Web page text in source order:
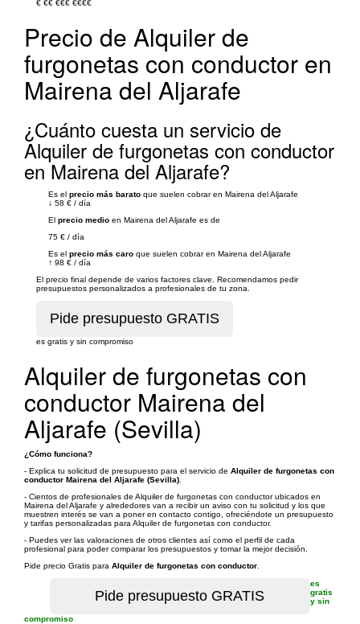
€ €€ €€€ €€€€
Precio de Alquiler de
furgonetas con conductor en
Mairena del Aljarafe
¿Cuánto cuesta un servicio de
Alquiler de furgonetas con conductor
en Mairena del Aljarafe?
Es el precio más barato que suelen cobrar en Mairena del Aljarafe
↓ 58 € / día
El precio medio en Mairena del Aljarafe es de
75 € / día
Es el precio más caro que suelen cobrar en Mairena del Aljarafe
↑ 98 € / día
El precio final depende de varios factores clave. Recomendamos pedir
presupuestos personalizados a profesionales de tu zona.
es gratis y sin compromiso
Alquiler de furgonetas con
conductor Mairena del
Aljarafe (Sevilla)
¿Cómo funciona?
- Explica tu solicitud de presupuesto para el servicio de Alquiler de furgonetas con
conductor Mairena del Aljarafe (Sevilla)
- Cientos de profesionales de Alquiler de furgonetas con conductor ubicados en
Mairena del Aljarafe y alrededores van a recibir un aviso con tu solicitud y los que
muestren interés se van a poner en contacto contigo, ofreciéndote un presupuesto
y tarifas personalizadas para Alquiler de furgonetas con conductor.
- Puedes ver las valoraciones de otros clientes así como el perfil de cada
profesional para poder comparar los presupuestos y tomar la mejor decisión.
Pide precio Gratis para Alquiler de furgonetas con conductor
es
gratis
y sin
compromiso